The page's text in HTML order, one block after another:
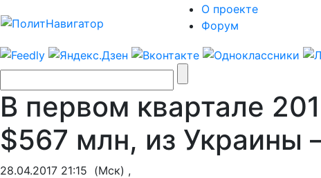
О проекте
Форум
В первом квартале
$567 млн, из Украины
28.04.2017 21:15 (Мск) ,